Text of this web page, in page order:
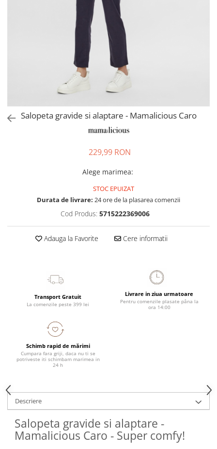
Pantaloni scurți pentru gravide
Sutiene / Bustiere / Maiouri
Geci și Paltoane
Salopeta gravide si alaptare - Mamalicious Caro
229,99 RON
Alege marimea:
STOC EPUIZAT
Durata de livrare: 24 ore de la plasarea comenzii
Cod Produs: 5715222369006
Adauga la Favorite Cere informatii
Transport Gratuit
La comenzile peste 399 lei
Livrare in ziua urmatoare
Pentru comenzile plasate pâna la
ora 14:00
Schimb rapid de mărimi
Cumpara fara griji, daca nu ti se
potriveste iti schimbam marimea in
24 h
Descriere
Salopeta gravide si alaptare -
Mamalicious Caro - Super comfy!